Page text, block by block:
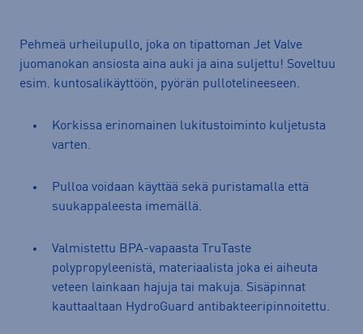
Pehmeä urheilupullo, joka on tipattoman Jet Valve
juomanokan ansiosta aina auki ja aina suljettu! Soveltuu
esim. kuntosalikäyttöön, pyörän pullotelineeseen.
Korkissa erinomainen lukitustoiminto kuljetusta
varten.
Pulloa voidaan käyttää sekä puristamalla että
suukappaleesta imemällä.
Valmistettu BPA-vapaasta TruTaste
polypropyleenistä, materiaalista joka ei aiheuta
veteen lainkaan hajuja tai makuja. Sisäpinnat
kauttaaltaan HydroGuard antibakteeripinnoitettu.